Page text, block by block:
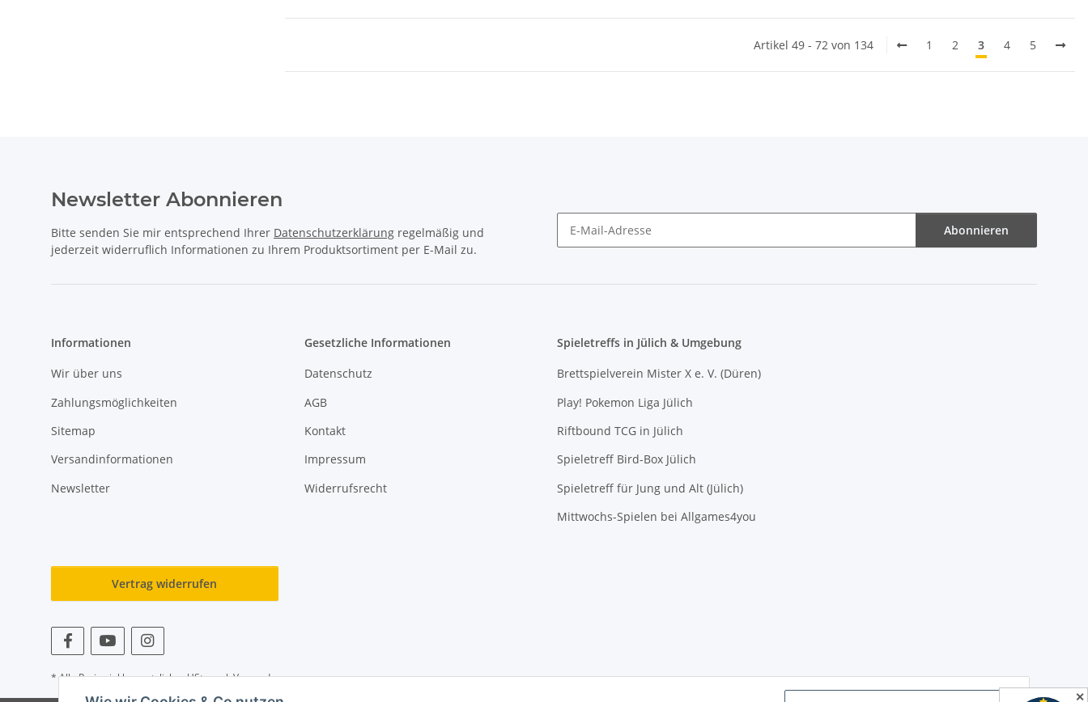
Artikel 49 - 72 von 134 1 2 3 4 5
Newsletter Abonnieren
Bitte senden Sie mir entsprechend Ihrer Datenschutzerklärung regelmäßig und
jederzeit widerruflich Informationen zu Ihrem Produktsortiment per E-Mail zu.
Abonnieren
Informationen
Wir über uns
Zahlungsmöglichkeiten
Sitemap
Versandinformationen
Newsletter
Gesetzliche Informationen
Datenschutz
AGB
Kontakt
Impressum
Widerrufsrecht
Spieletreffs in Jülich & Umgebung
Brettspielverein Mister X e. V. (Düren)
Play! Pokemon Liga Jülich
Riftbound TCG in Jülich
Spieletreff Bird-Box Jülich
Spieletreff für Jung und Alt (Jülich)
Mittwochs-Spielen bei Allgames4you
Vertrag widerrufen
* Alle Preise inkl. gesetzlicher USt., zzgl.Versand
✕